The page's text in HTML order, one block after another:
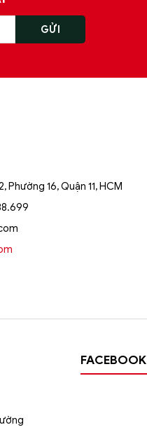
16, Quận 11, HCM
FACEBOOK